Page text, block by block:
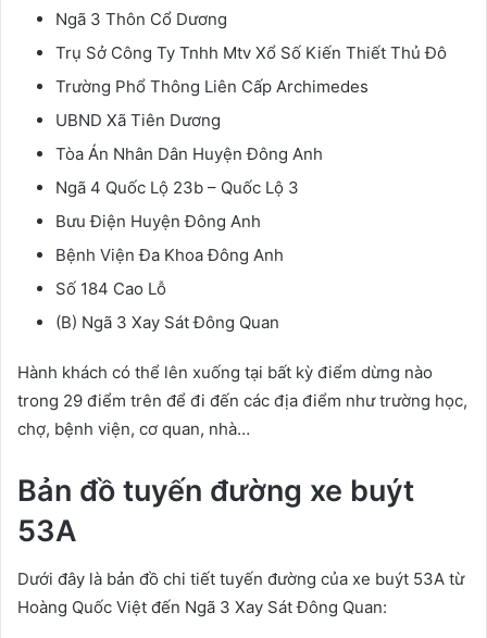
Ngã 3 Thôn Cổ Dương
Trụ Sở Công Ty Tnhh Mtv Xổ Số Kiến Thiết Thủ Đô
Trường Phổ Thông Liên Cấp Archimedes
UBND Xã Tiên Dương
Tòa Án Nhân Dân Huyện Đông Anh
Ngã 4 Quốc Lộ 23b – Quốc Lộ 3
Bưu Điện Huyện Đông Anh
Bệnh Viện Đa Khoa Đông Anh
Số 184 Cao Lỗ
(B) Ngã 3 Xay Sát Đông Quan
Hành khách có thể lên xuống tại bất kỳ điểm dừng nào
trong 29 điểm trên để đi đến các địa điểm như trường học,
chợ, bệnh viện, cơ quan, nhà…
Bản đồ tuyến đường xe buýt
53A
Dưới đây là bản đồ chi tiết tuyến đường của xe buýt 53A từ
Hoàng Quốc Việt đến Ngã 3 Xay Sát Đông Quan: